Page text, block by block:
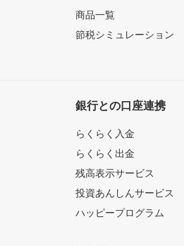
商品一覧
節税シミュレーション
銀行との口座連携
らくらく入金
らくらく出金
残高表示サービス
投資あんしんサービス
ハッピープログラム